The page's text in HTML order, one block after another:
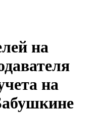
на
на